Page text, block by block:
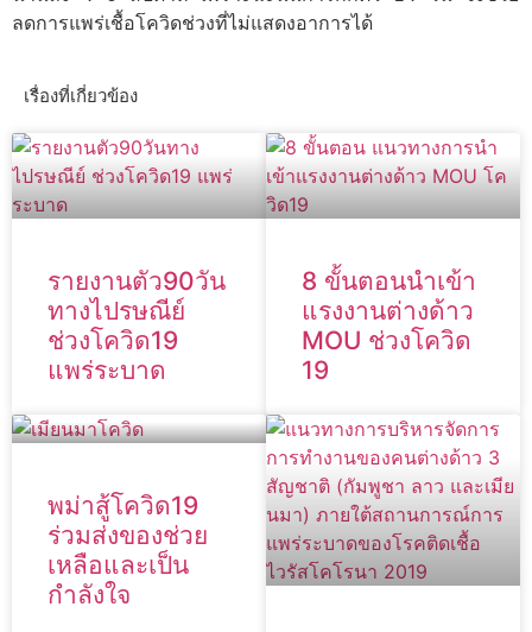
ลดการแพร่เชื้อโควิดช่วงที่ไม่แสดงอาการได้
เรื่องที่เกี่ยวข้อง
รายงานตัว90วัน
ทางไปรษณีย์
ช่วงโควิด19
แพร่ระบาด
8 ขั้นตอนนำเข้า
แรงงานต่างด้าว
MOU ช่วงโควิด
19
พม่าสู้โควิด19
ร่วมส่งของช่วย
เหลือและเป็น
กำลังใจ